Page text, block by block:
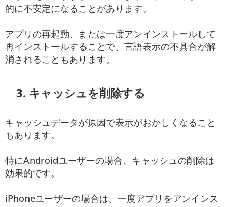
的に不安定になることがあります。
アプリの再起動、または一度アンインストールして
再インストールすることで、言語表示の不具合が解
消されることもあります。
3. キャッシュを削除する
キャッシュデータが原因で表示がおかしくなること
もあります。
特にAndroidユーザーの場合、キャッシュの削除は
効果的です。
iPhoneユーザーの場合は、一度アプリをアンインス